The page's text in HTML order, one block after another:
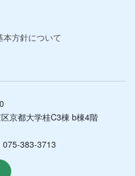
方針について
京都大学桂C3棟 b棟4階
075-383-3713